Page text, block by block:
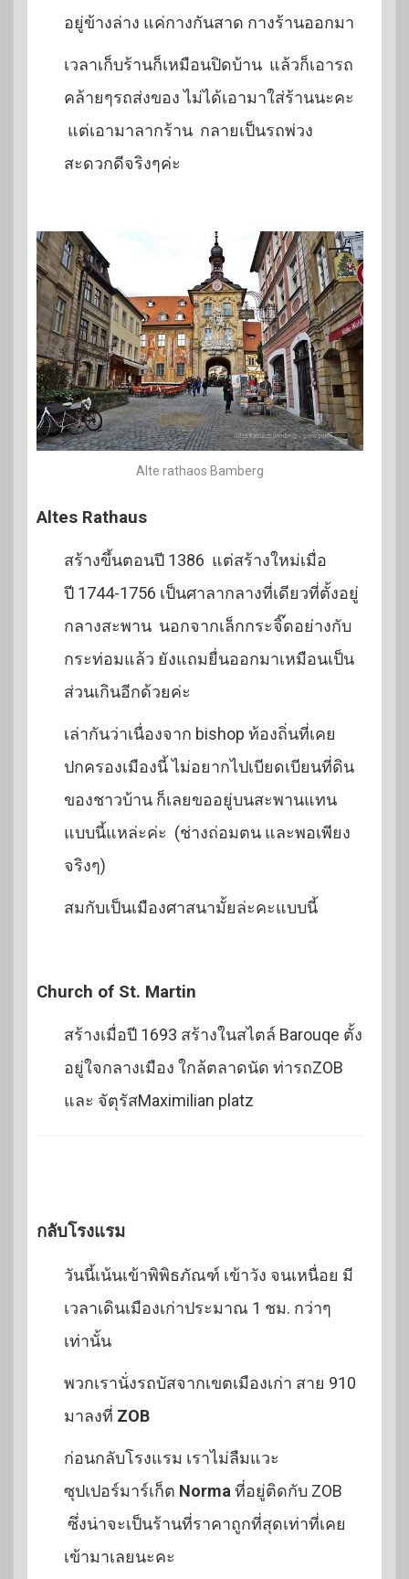
อยู่ข้างล่าง แค่กางกันสาด กางร้านออกมา
เวลาเก็บร้านก็เหมือนปิดบ้าน แล้วก็เอารถ
คล้ายๆรถส่งของ ไม่ได้เอามาใส่ร้านนะคะ
แต่เอามาลากร้าน กลายเป็นรถพ่วง
สะดวกดีจริงๆค่ะ
Alte rathaos Bamberg
Altes Rathaus
สร้างขึ้นตอนปี 1386 แต่สร้างใหม่เมื่อ
ปี 1744-1756 เป็นศาลากลางที่เดียวที่ตั้งอยู่
กลางสะพาน นอกจากเล็กกระจิ๊ดอย่างกับ
กระท่อมแล้ว ยังแถมยื่นออกมาเหมือนเป็น
ส่วนเกินอีกด้วยค่ะ
เล่ากันว่าเนื่องจาก bishop ท้องถิ่นที่เคย
ปกครองเมืองนี้ ไม่อยากไปเบียดเบียนที่ดิน
ของชาวบ้าน ก็เลยขออยู่บนสะพานแทน
แบบนี้แหล่ะค่ะ (ช่างถ่อมตน และพอเพียง
จริงๆ)
สมกับเป็นเมืองศาสนามั้ยล่ะคะแบบนี้
Church of St. Martin
สร้างเมื่อปี 1693 สร้างในสไตล์ Barouqe ตั้ง
อยู่ใจกลางเมือง ใกล้ตลาดนัด ท่ารถZOB
และ จัตุรัสMaximilian platz
กลับโรงแรม
วันนี้เน้นเข้าพิพิธภัณฑ์ เข้าวัง จนเหนื่อย มี
เวลาเดินเมืองเก่าประมาณ 1 ชม. กว่าๆ
เท่านั้น
พวกเรานั่งรถบัสจากเขตเมืองเก่า สาย 910
มาลงที่ ZOB
ก่อนกลับโรงแรม เราไม่ลืมแวะ
ซุปเปอร์มาร์เก็ต Norma ที่อยู่ติดกับ ZOB
ซึ่งน่าจะเป็นร้านที่ราคาถูกที่สุดเท่าที่เคย
เข้ามาเลยนะคะ